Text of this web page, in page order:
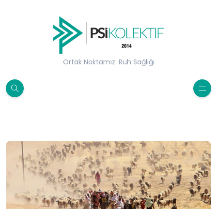
Ortak Noktamız: Ruh Sağlığı